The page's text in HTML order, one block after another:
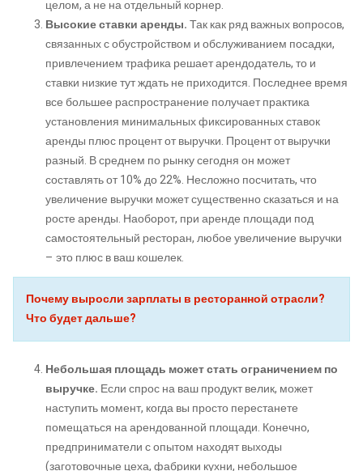
целом, а не на отдельный корнер.
Высокие ставки аренды.Так как ряд важных вопросов,
связанных с обустройством и обслуживанием посадки,
привлечением трафика решает арендодатель, то и
ставки низкие тут ждать не приходится. Последнее время
все большее распространение получает практика
установления минимальных фиксированных ставок
аренды плюс процент от выручки. Процент от выручки
разный. В среднем по рынку сегодня он может
составлять от 10% до 22%. Несложно посчитать, что
увеличение выручки может существенно сказаться и на
росте аренды. Наоборот, при аренде площади под
самостоятельный ресторан, любое увеличение выручки
– это плюс в ваш кошелек.
Почему выросли зарплаты в ресторанной отрасли?
Что будет дальше?
Небольшая площадь может стать ограничением по
выручке. Если спрос на ваш продукт велик, может
наступить момент, когда вы просто перестанете
помещаться на арендованной площади. Конечно,
предприниматели с опытом находят выходы
(заготовочные цеха, фабрики кухни, небольшое